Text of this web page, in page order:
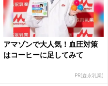
アマゾンで大人気！血圧対策
はコーヒーに足してみて
PR(森永乳業)